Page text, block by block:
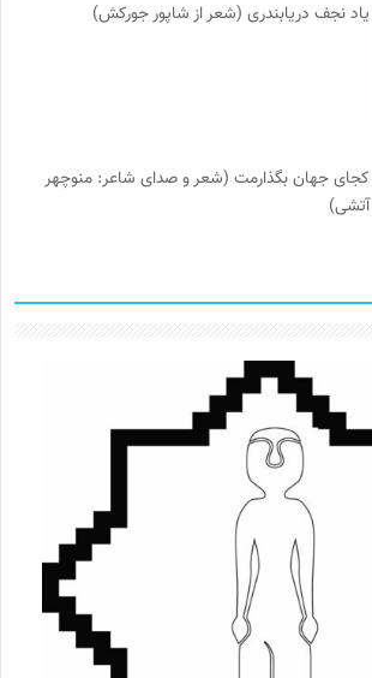
یاد نجف دریابندری (شعر از شاپور جورکش)
کجای جهان بگذارمت (شعر و صدای شاعر: منوچهر
آتشی)